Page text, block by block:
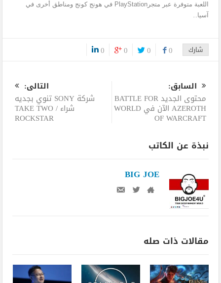
اللعبة متوفرة عبر متجرPlayStation في هونج كونج ومناطق أخرى في
آسيا. .
شارك 0
0
0
0
السابق:
محتوى الجديد BATTLE FOR
AZEROTH الآن في WORLD
OF WARCRAFT
التالى:
شركة SONY تنوي بجديه
شراء TAKE TWO /
ROCKSTAR
نبذة عن الكاتب
BIG JOE
مقالات ذات صله